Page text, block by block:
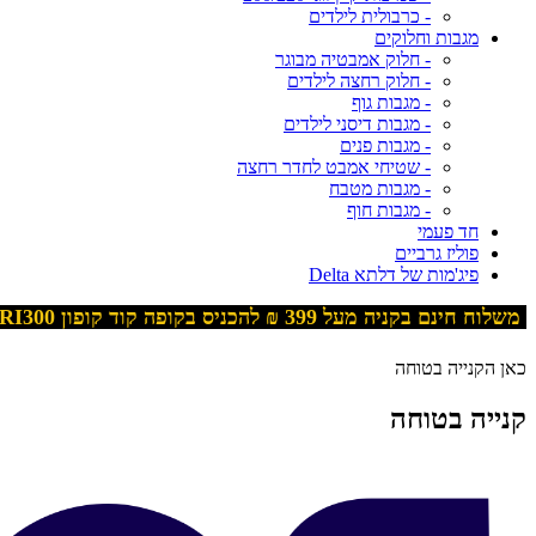
- כרבולית לילדים
מגבות וחלוקים
- חלוק אמבטיה מבוגר
- חלוק רחצה לילדים
- מגבות גוף
- מגבות דיסני לילדים
- מגבות פנים
- שטיחי אמבט לחדר רחצה
- מגבות מטבח
- מגבות חוף
חד פעמי
פוליז גרביים
פיג'מות של דלתא Delta
משלוח חינם בקניה מעל 399 ₪ להכניס בקופה קוד קופון
כאן הקנייה בטוחה
קנייה בטוחה